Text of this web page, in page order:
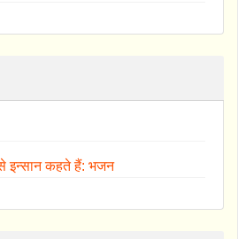
इन्सान कहते हैं: भजन